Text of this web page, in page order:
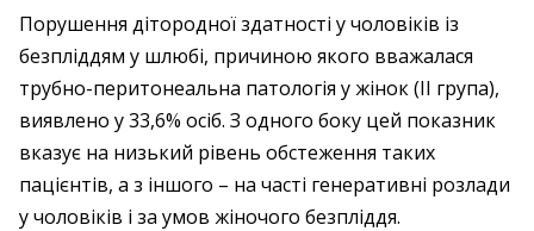
Порушення дітородної здатності у чоловіків із
безпліддям у шлюбі, причиною якого вважалася
трубно-перитонеальна патологія у жінок (ІІ група),
виявлено у 33,6% осіб. З одного боку цей показник
вказує на низький рівень обстеження таких
пацієнтів, а з іншого – ​на часті генеративні розлади
у чоловіків і за умов жіночого безпліддя.